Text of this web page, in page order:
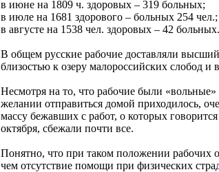
в июне на 1809 ч. здоровых – 319 больных;
в июле на 1681 здорового – больных 254 чел.;
в августе на 1538 чел. здоровых – 42 больных.
В общем русские рабочие доставляли
близостью к озеру малороссийских слобод
Несмотря на то, что рабочие были
желании отправиться домой приходилось,
массу бежавших с работ, о которых
октября, сбежали почти все.
Понятно, что при таком положении рабочих
чем отсутствие помощи при физических